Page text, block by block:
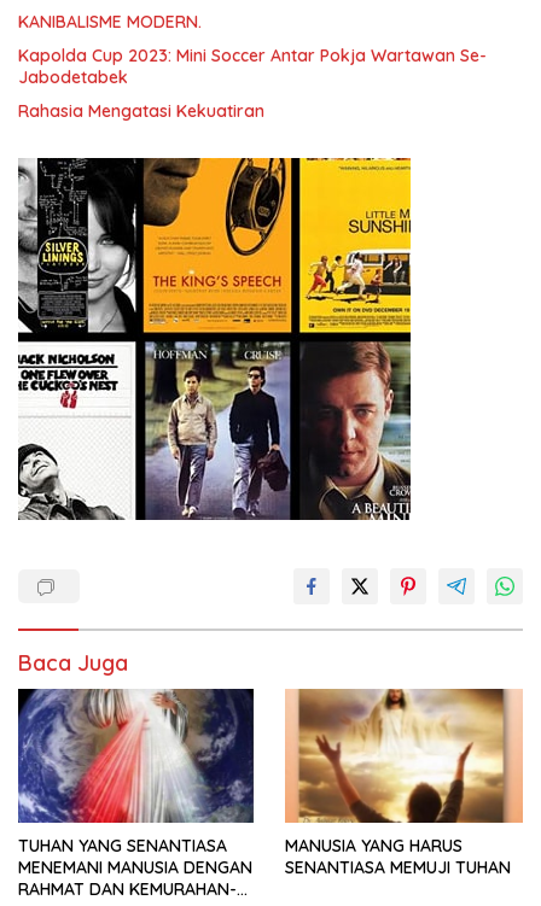
KANIBALISME MODERN.
Kapolda Cup 2023: Mini Soccer Antar Pokja Wartawan Se-
Jabodetabek
Rahasia Mengatasi Kekuatiran
Baca Juga
TUHAN YANG SENANTIASA
MENEMANI MANUSIA DENGAN
RAHMAT DAN KEMURAHAN-
MANUSIA YANG HARUS
SENANTIASA MEMUJI TUHAN